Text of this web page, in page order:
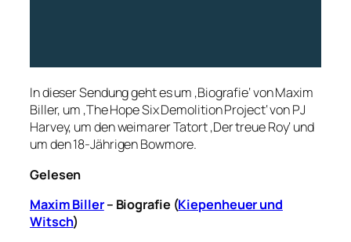
In dieser Sendung geht es um ‚Biografie‘ von Maxim
Biller, um ‚The Hope Six Demolition Project‘ von PJ
Harvey, um den weimarer Tatort ‚Der treue Roy‘ und
um den 18-Jährigen Bowmore.
Gelesen
Maxim Biller– Biografie (Kiepenheuer und
Witsch)